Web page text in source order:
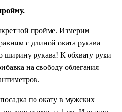
пройме. Измерим
с длиной оката рукава.
ширину рукава! К обхвату руки
на свободу облегания
по окату в мужских